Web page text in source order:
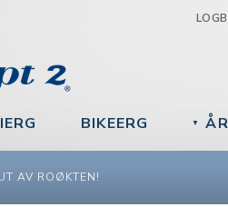
BIKEERG ▼
AV ROØKTEN!